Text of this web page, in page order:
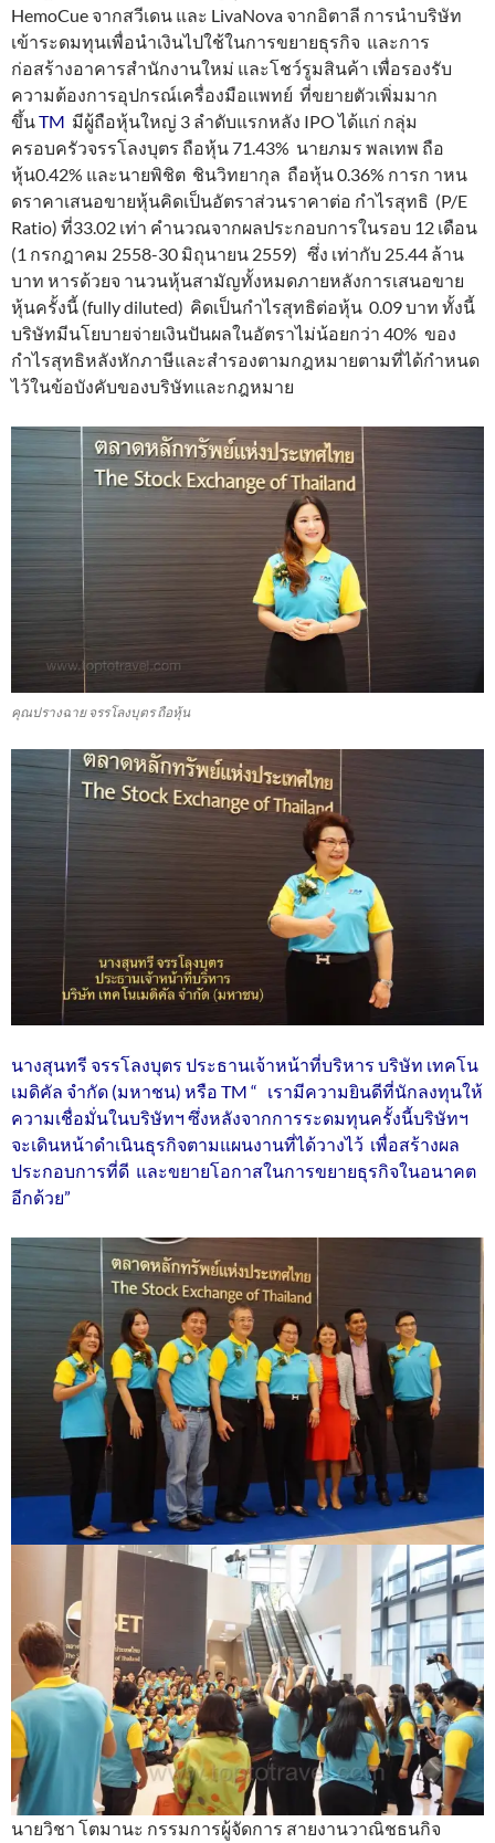
HemoCue จากสวีเดน และ LivaNova จากอิตาลี การนำบริษัท
เข้าระดมทุนเพื่อนำเงินไปใช้ในการขยายธุรกิจ และการ
ก่อสร้างอาคารสำนักงานใหม่ และโชว์รูมสินค้า เพื่อรองรับ
ความต้องการอุปกรณ์เครื่องมือแพทย์ ที่ขยายตัวเพิ่มมาก
ขึ้นTM มีผู้ถือหุ้นใหญ่ 3 ลำดับแรกหลัง IPO ได้แก่ กลุ่ม
ครอบครัวจรรโลงบุตร ถือหุ้น 71.43% นายภมร พลเทพ ถือ
หุ้น0.42% และนายพิชิต ชินวิทยากุล ถือหุ้น 0.36% การก าหน
ดราคาเสนอขายหุ้นคิดเป็นอัตราส่วนราคาต่อ กำไรสุทธิ (P/E
Ratio) ที่33.02 เท่า คำนวณจากผลประกอบการในรอบ 12 เดือน
(1 กรกฎาคม 2558-30 มิถุนายน 2559) ซึ่ง เท่ากับ 25.44 ล้าน
บาท หารด้วยจ านวนหุ้นสามัญทั้งหมดภายหลังการเสนอขาย
หุ้นครั้งนี้ (fully diluted) คิดเป็นกำไรสุทธิต่อหุ้น 0.09 บาท ทั้งนี้
บริษัทมีนโยบายจ่ายเงินปันผลในอัตราไม่น้อยกว่า 40% ของ
กำไรสุทธิหลังหักภาษีและสำรองตามกฎหมายตามที่ได้กำหนด
ไว้ในข้อบังคับของบริษัทและกฎหมาย
คุณปรางฉาย จรรโลงบุตร ถือหุ้น
นางสุนทรี จรรโลงบุตร ประธานเจ้าหน้าที่บริหาร บริษัท เทคโน
เมดิคัล จำกัด (มหาชน) หรือ TM “ เรามีความยินดีที่นักลงทุนให้
ความเชื่อมั่นในบริษัทฯ ซึ่งหลังจากการระดมทุนครั้งนี้บริษัทฯ
จะเดินหน้าดำเนินธุรกิจตามแผนงานที่ได้วางไว้ เพื่อสร้างผล
ประกอบการที่ดี และขยายโอกาสในการขยายธุรกิจในอนาคต
อีกด้วย”
นายวิชา โตมานะ กรรมการผู้จัดการ สายงานวาณิชธนกิจ